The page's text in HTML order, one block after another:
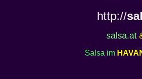
http://
salsa.at
Salsa im